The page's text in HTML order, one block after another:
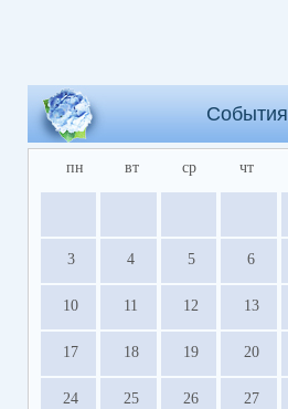
События
пн вт ср чт
3 4 5 6
10 11 12 13
17 18 19 20
24 25 26 27